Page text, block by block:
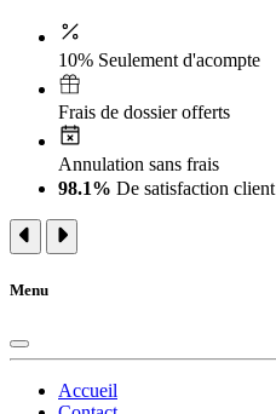
10% Seulement d'acompte
Frais de dossier offerts
Annulation sans frais
98.1% De satisfaction client
Menu
Accueil